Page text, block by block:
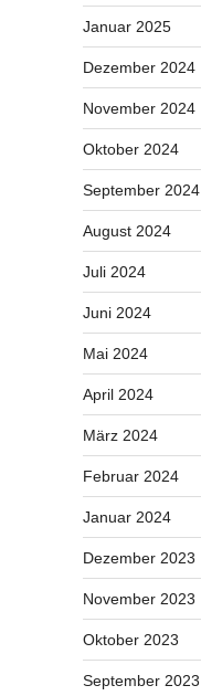
Januar 2025
Dezember 2024
November 2024
Oktober 2024
September 2024
August 2024
Juli 2024
Juni 2024
Mai 2024
April 2024
März 2024
Februar 2024
Januar 2024
Dezember 2023
November 2023
Oktober 2023
September 2023